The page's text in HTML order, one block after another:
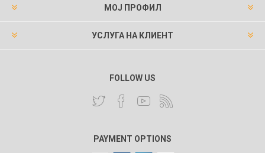
МОЈ ПРОФИЛ
УСЛУГА НА КЛИЕНТ
FOLLOW US
PAYMENT OPTIONS